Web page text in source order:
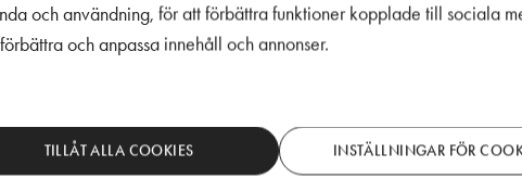
och användning, för att förbättra funktioner kopplade till sociala
och anpassa innehåll och annonser.
TILLÅT ALLA COOKIES INSTÄLLNINGAR FÖR